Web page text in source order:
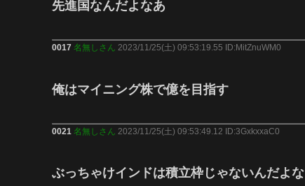
先進国なんだよなあ
0017 名無しさん 2023/11/25(土) 09:53:19.55 ID:MitZnuWM0
俺はマイニング株で億を目指す
0021 名無しさん 2023/11/25(土) 09:53:49.12 ID:3GxkxxaC0
ぶっちゃけインドは積立枠じゃないんだよな